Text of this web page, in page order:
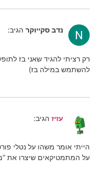
נדב סקייוקר הגיב:
רק רציתי להגיד שאני בז
להשתמש במילה בז)
עזיז הגיב:
על המתמטיקאים שיצרו את